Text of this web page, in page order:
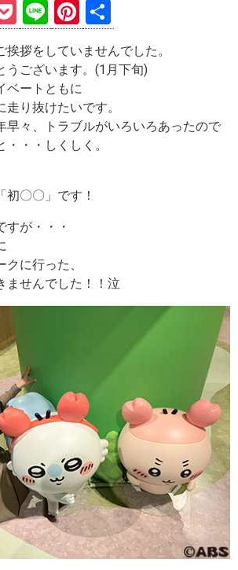
P
o
ck
et
Li
n
e
Pi
nt
er
es
t
有
挨拶をしていませんでした。
うございます。(1月下旬)
ベートともに
り抜けたいです。
早々、トラブルがいろいろあったので
・・しくしく。
〇〇」です！
すが・・・
に行った、
ませんでした！！泣